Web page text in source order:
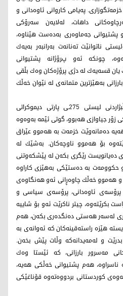
په‌یامی كاروانی ئاوه‌دانی و
داهات، له‌لایه‌ن سه‌رۆكی
پشتیوانی جه‌ماوه‌ری به‌ده‌ست هێناوه‌،
ناتوانێت ته‌نانه‌ت به‌رانبه‌ر به‌یه‌ك
چونكه‌ ئه‌و پرۆژانه‌ پشتیوانی
یان قسه‌یه‌ك له ‌دژی پرۆژه‌كان وه‌ك بڵقی
به‌هێزترین متمانه‌ی له ‌نێوان خه‌ڵك
ئه‌مڕۆ له ‌كاتی بانگه‌شه‌ی هه‌ڵبژاردنی لیستی 275ـی پارتی دیموكراتی
زۆر جیاوازی هه‌بوو، گوتی ئێمه‌ به‌وه‌وه‌
ده‌مانه‌وێت خزمه‌ت به‌ هه‌موو عێراق
بۆ هه‌موو ناوچه‌كان. به‌شێك له‌
ده‌یانویست رێگری بكه‌ن له‌ پێشكه‌وتنی
حكوومه‌ت به‌ ده‌ستێكی به‌هێزی كاراوه‌
هه‌موو خه‌ڵك چاوه‌ڕانی ئه‌و هه‌نگاوه‌ی
پرۆسه‌ی ئاوه‌دانی، پرۆسه‌ی سیاسی و
بكرێته‌وه‌، چیتر ناكرێت ئه‌و بۆ شاییه‌
له‌سه‌ر هه‌ستی ده‌نگده‌ری بكه‌ن، هه‌م
هێزه‌ راسته‌قینه‌كان كه‌ ئه‌وانه‌ی به
و له‌مه‌یدانه‌كه‌ وڵات پێش بخه‌ن.
مه‌سرور بارزانی، كه‌ ئێستا وه‌ك
هه‌م پشتیوانی خه‌ڵكی هه‌یه‌،
كوردستانی بردووه‌ته‌وه‌ قۆناغێكی